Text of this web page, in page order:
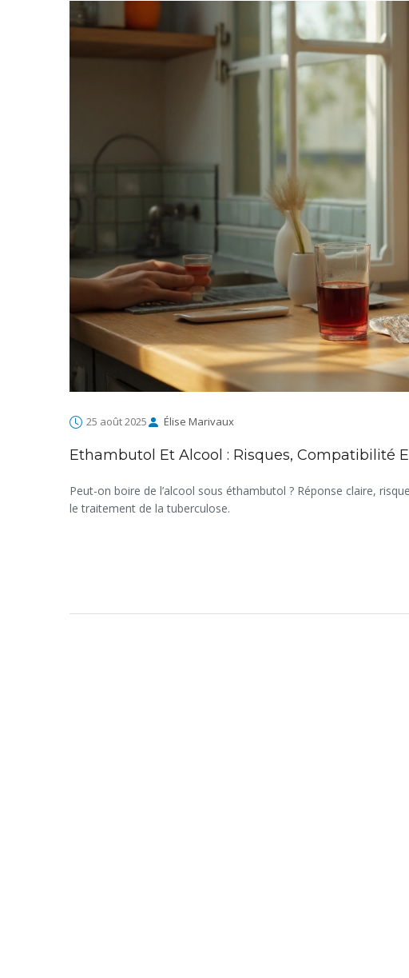
25 août 2025 Élise Marivaux
Ethambutol Et Alcool : Risques, Compatibilité
Peut-on boire de l’alcool sous éthambutol ? Réponse claire,
le traitement de la tuberculose.